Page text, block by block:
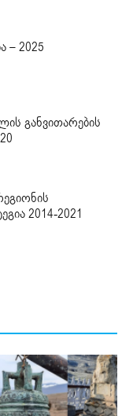
– 2025
განვითარების
2014-2021